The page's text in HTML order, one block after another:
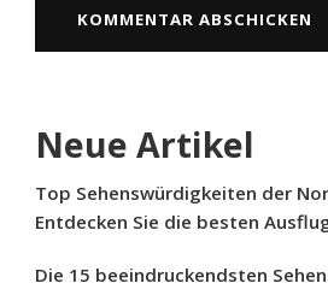
Neue Artikel
Top Sehenswürdigkeiten der
Entdecken Sie die besten
Die 15 beeindruckendsten